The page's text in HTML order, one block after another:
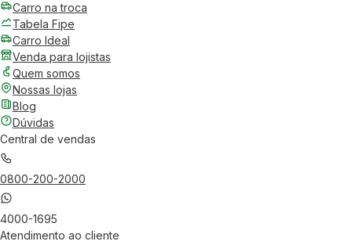
Carro na troca
Tabela Fipe
Carro Ideal
Venda para lojistas
Quem somos
Nossas lojas
Blog
Dúvidas
Central de vendas
0800-200-2000
4000-1695
Atendimento ao cliente